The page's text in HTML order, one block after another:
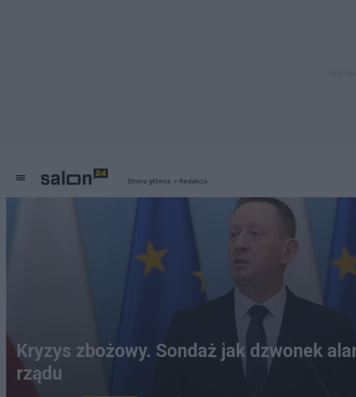
Strona główna Redakcja
Kryzys zbożowy. Sondaż jak dzwonek
rządu